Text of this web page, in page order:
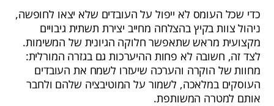
כדי שכל העומס לא ייפול על העובדים שלא יצאו לחופשה,
ניהול צוות בקיץ בהצלחה מחייב יצירת תשתית גיבויים
מקצועית מראש שתאפשר חלוקה הגיונית של המשימות.
לצד זה, חשובה לא פחות ההיערכות גם בגזרה המורלית:
מחוות של הוקרה והערכה שיעזרו לשמח את העובדים
העוסקים במלאכה, לשמור על המוטיבציה שלהם ולחבר
אותם למטרה המשותפת.